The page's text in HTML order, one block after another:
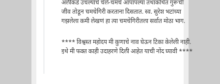
अलीकडे उचल्यांचे चेले-चमचे आपापल्या तथाकथित गुरूची
जीव तोडून चमचेगिरी करताना दिसतात. स्व. सुरेश भटांच्या
गझलेला कमी लेखणं हा त्या चमचेगिरीतला सर्वात मोठा भाग.
**** विश्वस्त महोदय मी कुणाचे नाव घेऊन टिका केलेली नाही.
इथे मी फक्त काही उदाहरणे दिली आहेत याची नोंद घ्यावी ****